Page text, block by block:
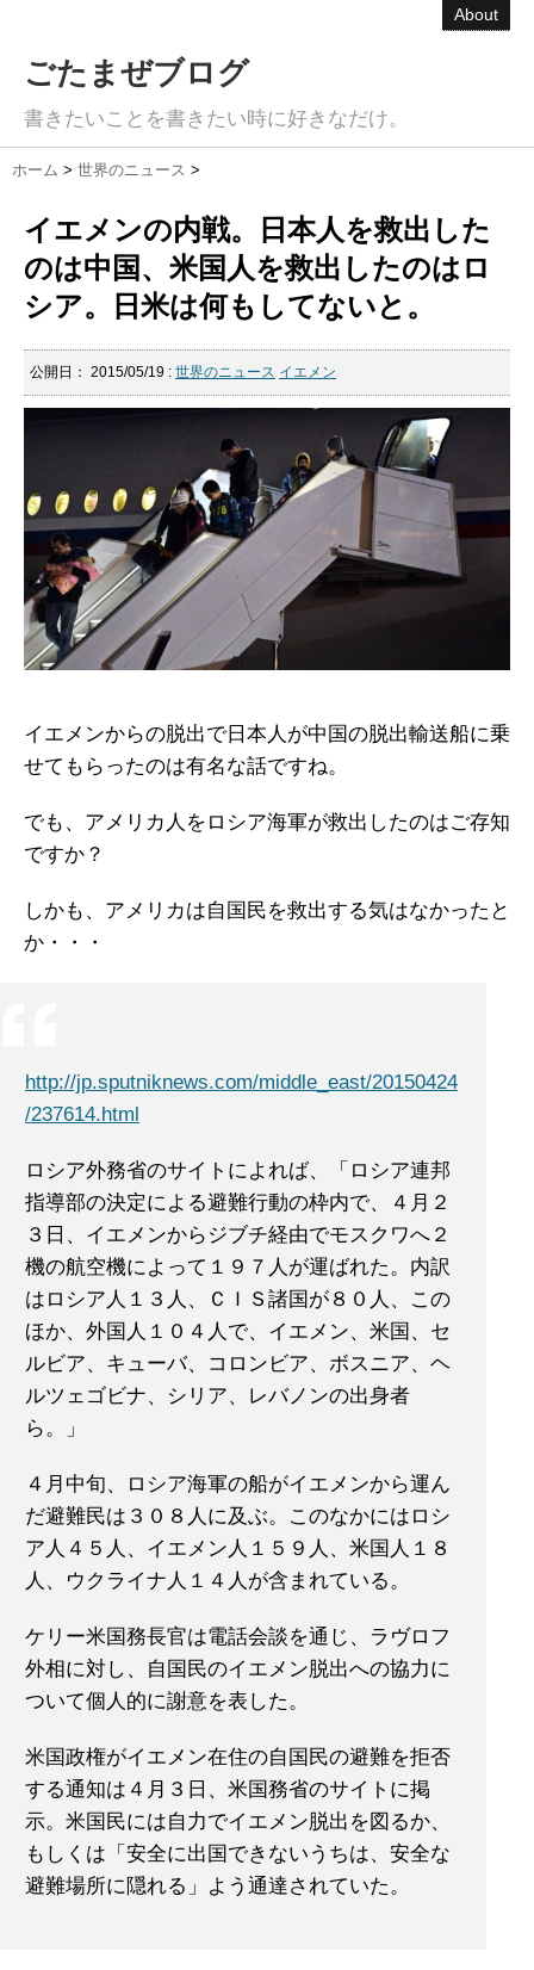
About
ごたまぜブログ
書きたいことを書きたい時に好きなだけ。
ホーム > 世界のニュース >
イエメンの内戦。日本人を救出した
のは中国、米国人を救出したのはロ
シア。日米は何もしてないと。
公開日： 2015/05/19 : 世界のニュース イエメン
イエメンからの脱出で日本人が中国の脱出輸送船に乗
せてもらったのは有名な話ですね。
でも、アメリカ人をロシア海軍が救出したのはご存知
ですか？
しかも、アメリカは自国民を救出する気はなかったと
か・・・
http://jp.sputniknews.com/middle_east/20150424
/237614.html
ロシア外務省のサイトによれば、「ロシア連邦
指導部の決定による避難行動の枠内で、４月２
３日、イエメンからジブチ経由でモスクワへ２
機の航空機によって１９７人が運ばれた。内訳
はロシア人１３人、ＣＩＳ諸国が８０人、この
ほか、外国人１０４人で、イエメン、米国、セ
ルビア、キューバ、コロンビア、ボスニア、ヘ
ルツェゴビナ、シリア、レバノンの出身者
ら。」
４月中旬、ロシア海軍の船がイエメンから運ん
だ避難民は３０８人に及ぶ。このなかにはロシ
ア人４５人、イエメン人１５９人、米国人１８
人、ウクライナ人１４人が含まれている。
ケリー米国務長官は電話会談を通じ、ラヴロフ
外相に対し、自国民のイエメン脱出への協力に
ついて個人的に謝意を表した。
米国政権がイエメン在住の自国民の避難を拒否
する通知は４月３日、米国務省のサイトに掲
示。米国民には自力でイエメン脱出を図るか、
もしくは「安全に出国できないうちは、安全な
避難場所に隠れる」よう通達されていた。